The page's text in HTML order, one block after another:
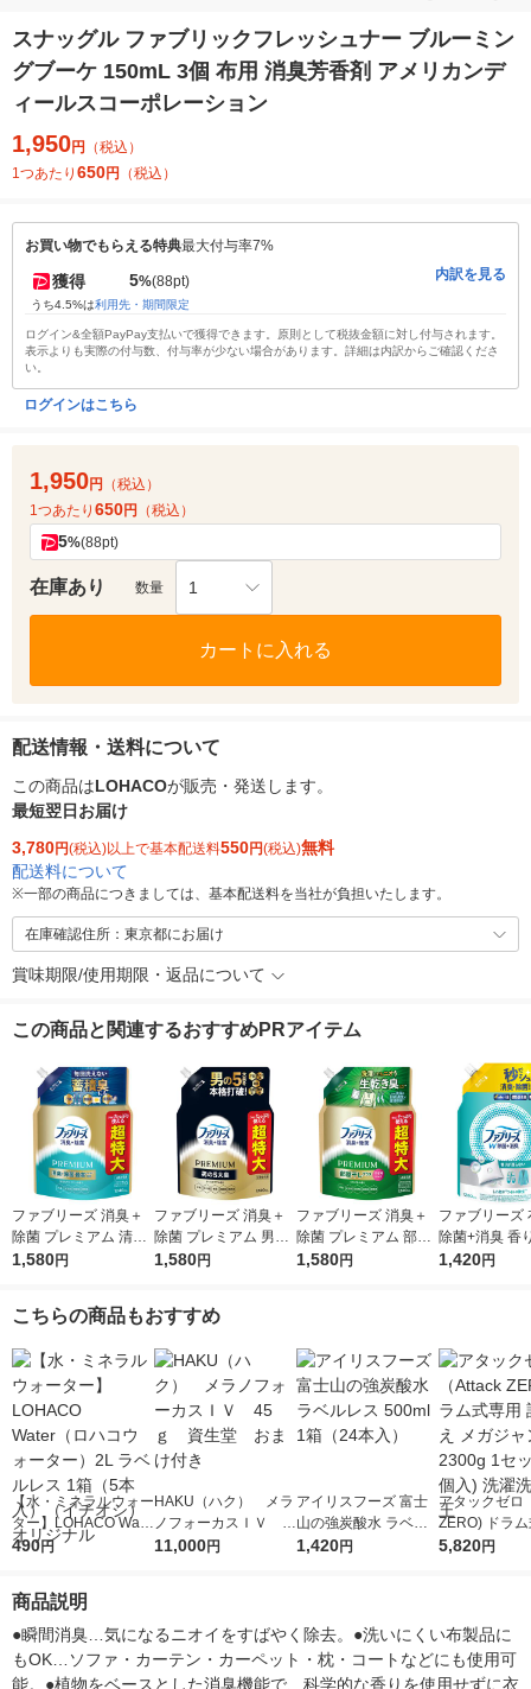
スナッグル ファブリックフレッシュナー ブルーミン
グブーケ 150mL 3個 布用 消臭芳香剤 アメリカンデ
ィールスコーポレーション
1,950円
（税込）
1つあたり 650円 （税込）
お買い物でもらえる特典最大付与率7%
獲得 5%(88pt)
うち4.5%は利用先・期間限定
内訳を見る
ログイン&全額PayPay支払いで獲得できます。原則として税抜金額に対し付与されます。
表示よりも実際の付与数、付与率が少ない場合があります。詳細は内訳からご確認くださ
い。
ログインはこちら
1,950円
（税込）
1つあたり 650円 （税込）
5%(88pt)
在庫あり 数量 1
カートに入れる
配送情報・送料について
この商品はLOHACOが販売・発送します。
最短翌日お届け
3,780円(税込)以上で基本配送料550円(税込)無料
配送料について
※一部の商品につきましては、基本配送料を当社が負担いたします。
在庫確認住所：東京都にお届け
賞味期限/使用期限・返品について
この商品と関連するおすすめPRアイテム
ファブリーズ 消臭＋
除菌 プレミアム 清潔
なランドリーの香り
同会社
1,580円
ファブリーズ 消臭＋
除菌 プレミアム 男の
5大臭クールアクア 詰
社
1,580円
ファブリーズ 消臭＋
除菌 プレミアム 部屋
干し おひさまの香り
1,580円
ファブリーズ
除菌+消臭 香
ない 詰め替
1,420円
こちらの商品もおすすめ
【水・ミネラルウォー
ター】LOHACO Wate
r（ロハコウォータ
シ） オリジナル
490円
HAKU（ハク） メラ
ノフォーカスＩＶ 4
5ｇ 資生堂 おまけ
11,000円
アイリスフーズ 富士
山の強炭酸水 ラベル
レス 500ml 1箱（24
1,420円
アタックゼロ
ZERO) ドラ
詰め替え メガ
5,820円
商品説明
●瞬間消臭…気になるニオイをすばやく除去。●洗いにくい布製品に
もOK…ソファ・カーテン・カーペット・枕・コートなどにも使用可
能。●植物をベースとした消臭機能で、科学的な香りを使用せずに衣